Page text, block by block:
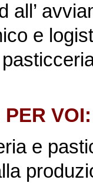
all’
e
PER
e